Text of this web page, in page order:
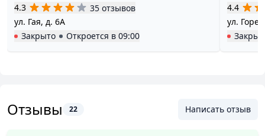
4.3
35 отзывов
ул. Гая, д. 6А
Закрыто
Откроется в 09:00
4.4
ул.
Отзывы 22 Написать отзыв